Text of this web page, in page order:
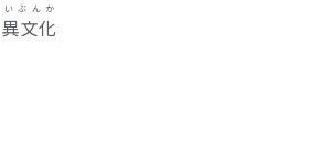
異文化
いぶんか